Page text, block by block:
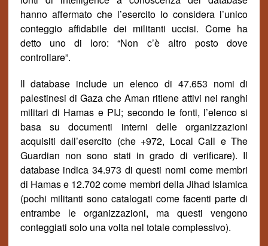
hanno affermato che l’esercito lo considera l’unico
conteggio affidabile dei militanti uccisi. Come ha
detto uno di loro: “Non c’è altro posto dove
controllare”.
Il database include un elenco di 47.653 nomi di
palestinesi di Gaza che Aman ritiene attivi nei ranghi
militari di Hamas e PIJ; secondo le fonti, l’elenco si
basa su documenti interni delle organizzazioni
acquisiti dall’esercito (che +972, Local Call e The
Guardian non sono stati in grado di verificare). Il
database indica 34.973 di questi nomi come membri
di Hamas e 12.702 come membri della Jihad Islamica
(pochi militanti sono catalogati come facenti parte di
entrambe le organizzazioni, ma questi vengono
conteggiati solo una volta nel totale complessivo).